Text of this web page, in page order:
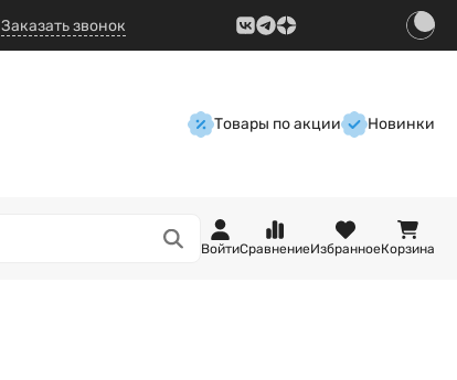
Заказать звонок
Товары по акции Новинки
ВойтиСравнениеИзбранноеКорзина